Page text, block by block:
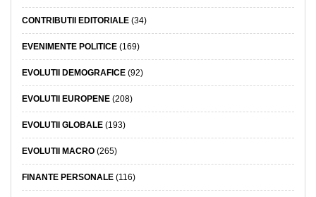
CONTRIBUTII EDITORIALE (34)
EVENIMENTE POLITICE (169)
EVOLUTII DEMOGRAFICE (92)
EVOLUTII EUROPENE (208)
EVOLUTII GLOBALE (193)
EVOLUTII MACRO (265)
FINANTE PERSONALE (116)